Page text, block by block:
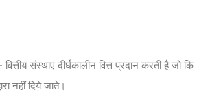
वित्तीय संस्थाएं दीर्घकालीन वित्त प्रदान करती है जो कि
नहीं दिये जाते।